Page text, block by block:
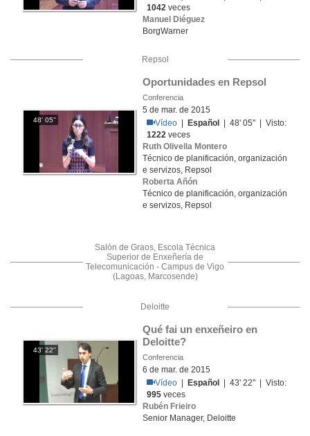
1042 veces
Manuel Diéguez
BorgWarner
Repsol
48' 05''
Oportunidades en Repsol
Conferencia
5 de mar. de 2015
Vídeo
Español
| 48' 05'' | Visto:
1222 veces
Ruth Olivella Montero
Técnico de planificación, organización
e servizos, Repsol
Roberta Añón
Técnico de planificación, organización
e servizos, Repsol
Salón de Graos, Escola Técnica
Superior de Enxeñería de
Telecomunicación - Campus de Vigo
(Lagoas, Marcosende)
Deloitte
43' 22''
Qué fai un enxeñeiro en
Deloitte?
Conferencia
6 de mar. de 2015
Vídeo
Español
| 43' 22'' | Visto:
995 veces
Rubén Frieiro
Senior Manager, Deloitte